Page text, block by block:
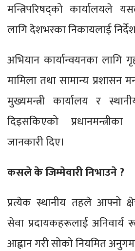
मन्त्रिपरिषद्को कार्यालयले
लागि देशभरका निकायलाई
अभियान कार्यान्वयनका लागि
मामिला तथा सामान्य प्रशासन
मुख्यमन्त्री कार्यालय र
दिइसकिएको
जानकारी दिए।
कसले के जिम्मेवारी निभाउने ?
प्रत्येक स्थानीय तहले आफ्नो
सेवा प्रदायकहरूलाई अनिवार्य
आह्वान गरी सोको नियमित